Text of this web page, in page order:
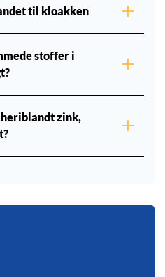
til kloakken
stoffer i
zink,